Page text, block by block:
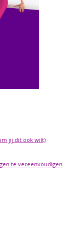
jij dit ook wilt)
te vereenvoudigen